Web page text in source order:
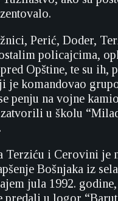
Perić, Doder,
policajcima,
Opštine, te su ih,
je komandovao
penju na vojne
u školu
Terziću i Cerovini je
Bošnjaka iz
jula 1992.
predali u logor